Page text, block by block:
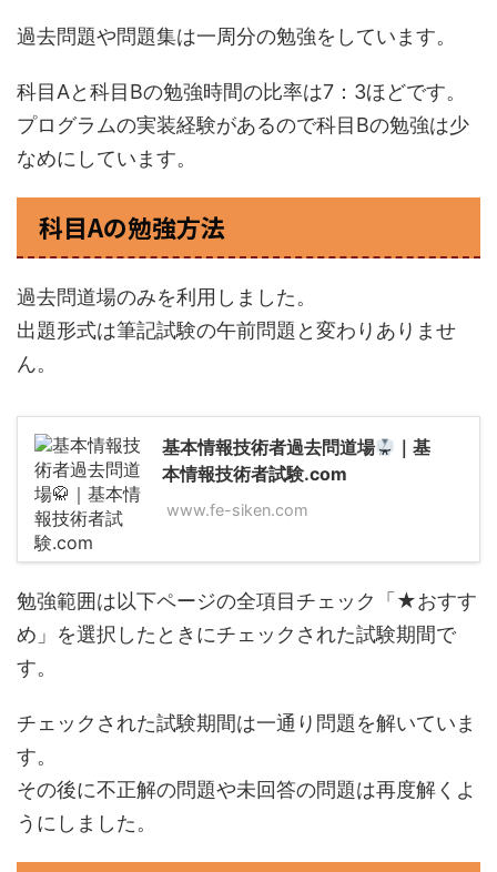
過去問題や問題集は一周分の勉強をしています。
科目Aと科目Bの勉強時間の比率は7：3ほどです。
プログラムの実装経験があるので科目Bの勉強は少
なめにしています。
科目Aの勉強方法
過去問道場のみを利用しました。
出題形式は筆記試験の午前問題と変わりありませ
ん。
基本情報技術者過去問道場
｜基
本情報技術者試験.com
www.fe-siken.com
勉強範囲は以下ページの全項目チェック「★おすす
め」を選択したときにチェックされた試験期間で
す。
チェックされた試験期間は一通り問題を解いていま
す。
その後に不正解の問題や未回答の問題は再度解くよ
うにしました。